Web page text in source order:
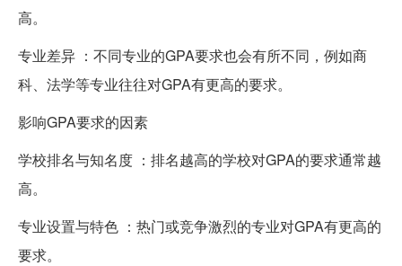
高。
专业差异 ：不同专业的GPA要求也会有所不同，例如商
科、法学等专业往往对GPA有更高的要求。
影响GPA要求的因素
学校排名与知名度 ：排名越高的学校对GPA的要求通常越
高。
专业设置与特色 ：热门或竞争激烈的专业对GPA有更高的
要求。